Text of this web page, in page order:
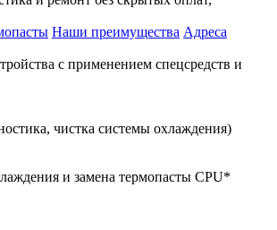
Наши преимущества Адреса
с применением спецсредств и
чистка системы охлаждения)
и замена термопасты CPU*